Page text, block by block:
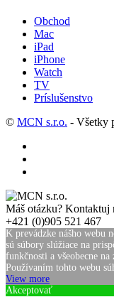
Obchod
Mac
iPad
iPhone
Watch
TV
Príslušenstvo
© MCN s.r.o. - Všetky
Máš otázku? Kontaktuj
+421 (0)905 521 467
K prevádzke nášho webu
sú súbory slúžiace na
funkčnosti a všeobecne
Používaním tohto webu
View more
Akceptovať